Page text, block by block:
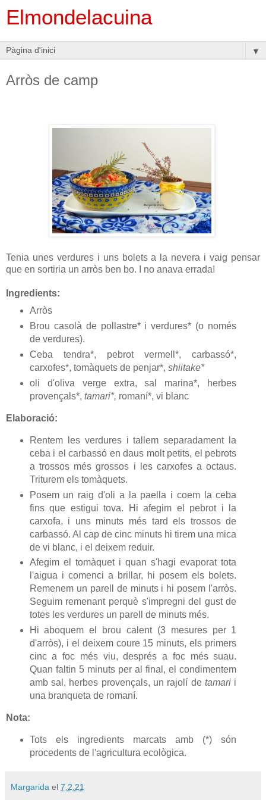
Elmondelacuina
▼
Arròs de camp
Tenia unes verdures i uns bolets a la nevera i vaig pensar
que en sortiria un arròs ben bo. I no anava errada!
Ingredients:
Arròs
Brou casolà de pollastre* i verdures* (o només
de verdures).
Ceba tendra*, pebrot vermell*, carbassó*,
carxofes*, tomàquets de penjar*, shiitake*
oli d'oliva verge extra, sal marina*, herbes
provençals*, tamari*, romaní*, vi blanc
Elaboració:
Rentem les verdures i tallem separadament la
ceba i el carbassó en daus molt petits, el pebrots
a trossos més grossos i les carxofes a octaus.
Triturem els tomàquets.
Posem un raig d'oli a la paella i coem la ceba
fins que estigui tova. Hi afegim el pebrot i la
carxofa, i uns minuts més tard els trossos de
carbassó. Al cap de cinc minuts hi tirem una mica
de vi blanc, i el deixem reduir.
Afegim el tomàquet i quan s'hagi evaporat tota
l'aigua i comenci a brillar, hi posem els bolets.
Remenem un parell de minuts i hi posem l'arròs.
Seguim remenant perquè s'impregni del gust de
totes les verdures un parell de minuts més.
Hi aboquem el brou calent (3 mesures per 1
d'arròs), i el deixem coure 15 minuts, els primers
cinc a foc més viu, després a foc més suau.
Quan faltin 5 minuts per al final, el condimentem
amb sal, herbes provençals, un rajolí detamari i
una branqueta de romaní.
Nota:
Tots els ingredients marcats amb (*) són
procedents de l'agricultura ecològica.
Margarida el 7.2.21